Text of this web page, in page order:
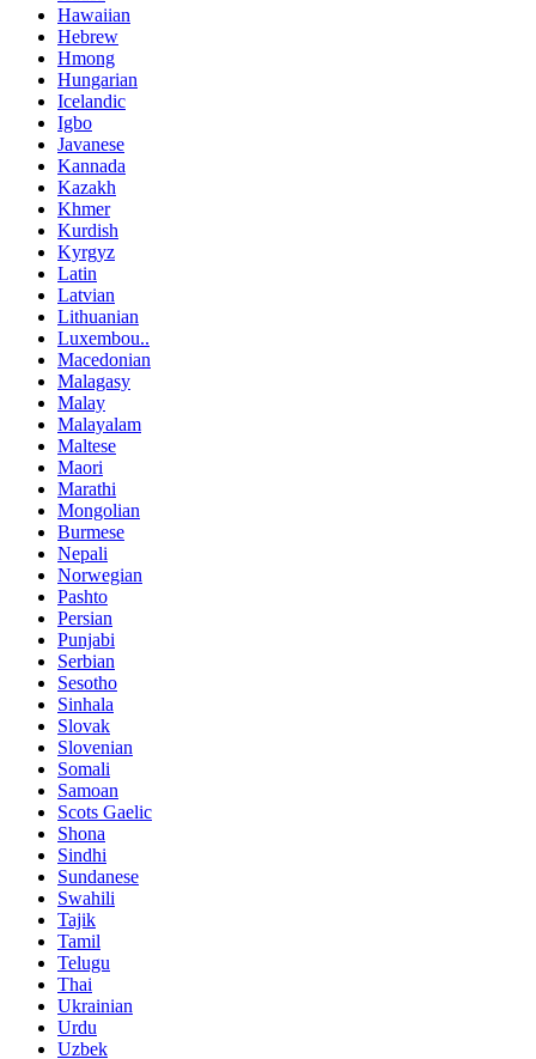
Hawaiian
Hebrew
Hmong
Hungarian
Icelandic
Igbo
Javanese
Kannada
Kazakh
Khmer
Kurdish
Kyrgyz
Latin
Latvian
Lithuanian
Luxembou..
Macedonian
Malagasy
Malay
Malayalam
Maltese
Maori
Marathi
Mongolian
Burmese
Nepali
Norwegian
Pashto
Persian
Punjabi
Serbian
Sesotho
Sinhala
Slovak
Slovenian
Somali
Samoan
Scots Gaelic
Shona
Sindhi
Sundanese
Swahili
Tajik
Tamil
Telugu
Thai
Ukrainian
Urdu
Uzbek